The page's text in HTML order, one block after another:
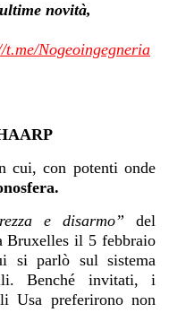
novità,
Nogeoingegneria
cui, con potenti onde
e disarmo” del
Bruxelles il 5 febbraio
si parlò sul sistema
Benché invitati, i
Usa preferirono non